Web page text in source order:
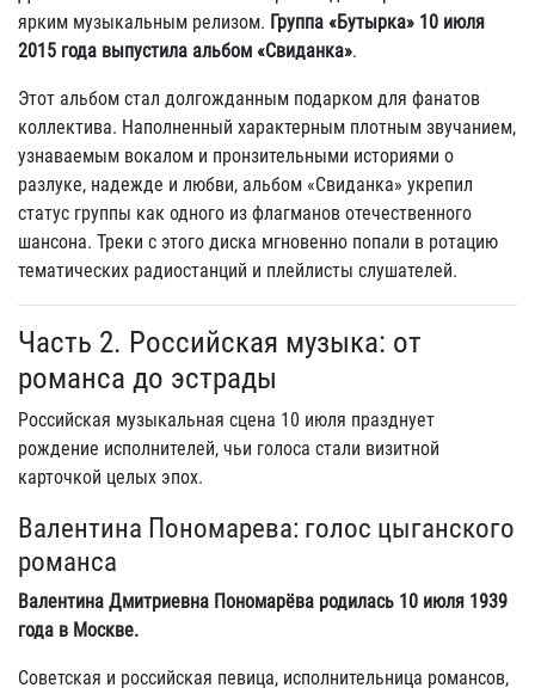
ярким музыкальным релизом. Группа «Бутырка» 10 июля
2015 года выпустила альбом «Свиданка».
Этот альбом стал долгожданным подарком для фанатов
коллектива. Наполненный характерным плотным звучанием,
узнаваемым вокалом и пронзительными историями о
разлуке, надежде и любви, альбом «Свиданка» укрепил
статус группы как одного из флагманов отечественного
шансона. Треки с этого диска мгновенно попали в ротацию
тематических радиостанций и плейлисты слушателей.
Часть 2. Российская музыка: от
романса до эстрады
Российская музыкальная сцена 10 июля празднует
рождение исполнителей, чьи голоса стали визитной
карточкой целых эпох.
Валентина Пономарева: голос цыганского
романса
Валентина Дмитриевна Пономарёва родилась 10 июля 1939
года в Москве.
Советская и российская певица, исполнительница романсов,